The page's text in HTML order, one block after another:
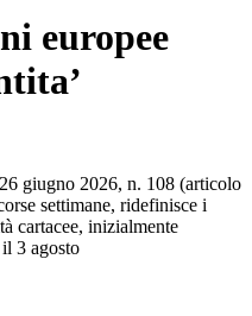
europee
giugno 2026, n. 108 (articolo
settimane, ridefinisce i
cartacee, inizialmente
3 agosto